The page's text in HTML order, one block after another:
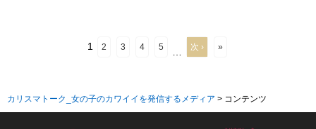
1 2 3 4 5 次 › »
カリスマトーク_女の子のカワイイを発信するメディア > コンテンツ